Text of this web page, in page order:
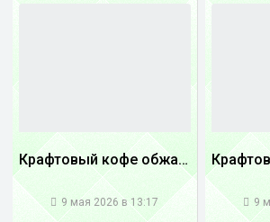
Крафтовый кофе обжареный купаж арабики 3...
9 мая 2026 в 13:17 9